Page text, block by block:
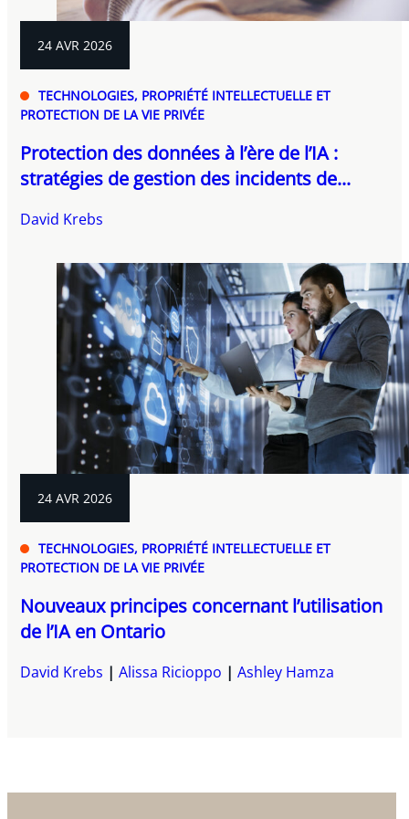
24 AVR 2026
TECHNOLOGIES, PROPRIÉTÉ INTELLECTUELLE ET
PROTECTION DE LA VIE PRIVÉE
Protection des données à l’ère de l’IA :
stratégies de gestion des incidents de...
David Krebs
24 AVR 2026
TECHNOLOGIES, PROPRIÉTÉ INTELLECTUELLE ET
PROTECTION DE LA VIE PRIVÉE
Nouveaux principes concernant l’utilisation
de l’IA en Ontario
David Krebs Alissa Ricioppo Ashley Hamza